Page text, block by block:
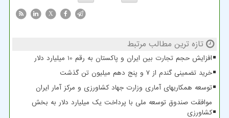
X
تازه ترین مطالب مرتبط
افزایش حجم تجارت بین ایران و پاکستان به رقم 10 میلیارد دلار
خرید تضمینی گندم از ۷ و پنج دهم میلیون تن گذشت
توسعه همکاریهای آماری وزارت جهاد کشاورزی و مرکز آمار ایران
موافقت صندوق توسعه ملی با پرداخت یک میلیارد دلار به بخش
کشاورزی